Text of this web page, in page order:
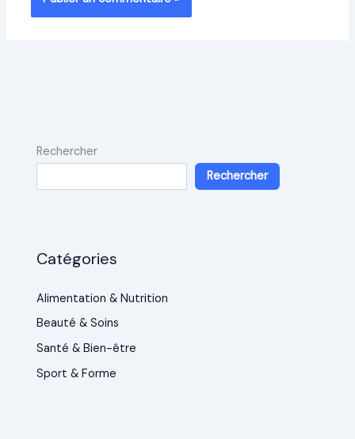
Rechercher
Rechercher
Catégories
Alimentation & Nutrition
Beauté & Soins
Santé & Bien-être
Sport & Forme